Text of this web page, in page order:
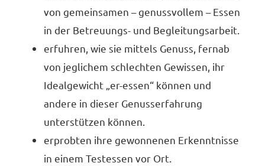
von gemeinsamen – genussvollem – Essen
in der Betreuungs- und Begleitungsarbeit.
erfuhren, wie sie mittels Genuss, fernab
von jeglichem schlechten Gewissen, ihr
Idealgewicht „er-essen“ können und
andere in dieser Genusserfahrung
unterstützen können.
erprobten ihre gewonnenen Erkenntnisse
in einem Testessen vor Ort.